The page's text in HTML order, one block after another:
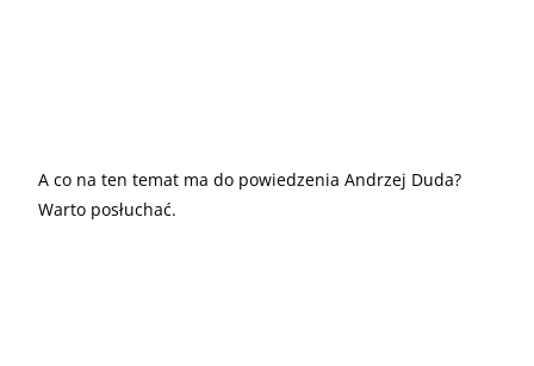
A co na ten temat ma do powiedzenia Andrzej Duda?
Warto posłuchać.